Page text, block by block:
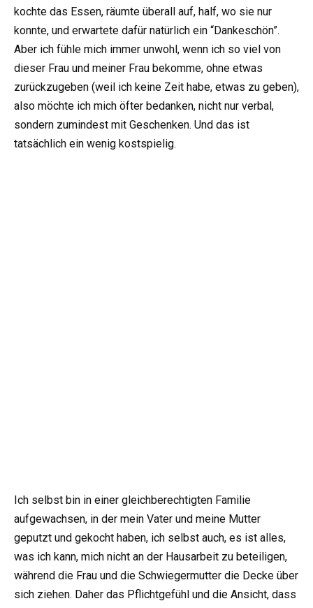
kochte das Essen, räumte überall auf, half, wo sie nur
konnte, und erwartete dafür natürlich ein “Dankeschön”.
Aber ich fühle mich immer unwohl, wenn ich so viel von
dieser Frau und meiner Frau bekomme, ohne etwas
zurückzugeben (weil ich keine Zeit habe, etwas zu geben),
also möchte ich mich öfter bedanken, nicht nur verbal,
sondern zumindest mit Geschenken. Und das ist
tatsächlich ein wenig kostspielig.
Ich selbst bin in einer gleichberechtigten Familie
aufgewachsen, in der mein Vater und meine Mutter
geputzt und gekocht haben, ich selbst auch, es ist alles,
was ich kann, mich nicht an der Hausarbeit zu beteiligen,
während die Frau und die Schwiegermutter die Decke über
sich ziehen. Daher das Pflichtgefühl und die Ansicht, dass